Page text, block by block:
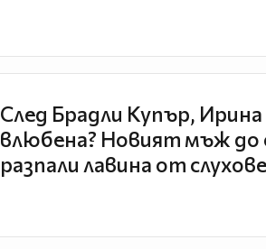
След Брадли Купър,
влюбена? Новият мъж до
разпали лавина от